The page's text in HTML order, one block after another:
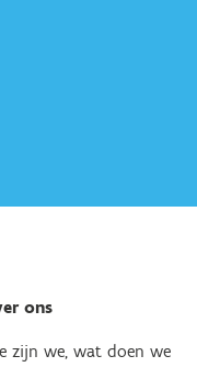
ons
zijn we, wat doen we